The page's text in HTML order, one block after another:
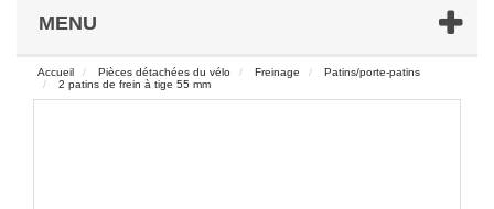
MENU
Accueil Pièces détachées du vélo Freinage
Patins/porte-patins
2 patins de frein à tige 55 mm